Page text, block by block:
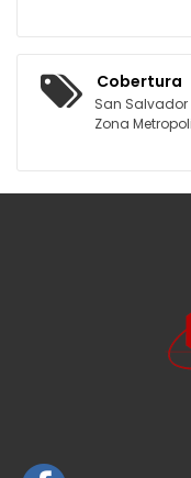
Cobertura
San Salvador
Zona